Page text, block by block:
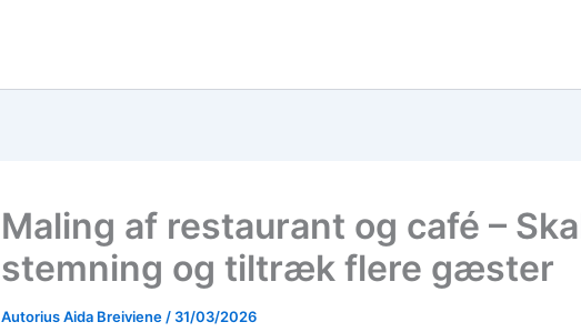
Maling af restaurant og café –
stemning og tiltræk flere gæster
AutoriusAida Breiviene / 31/03/2026